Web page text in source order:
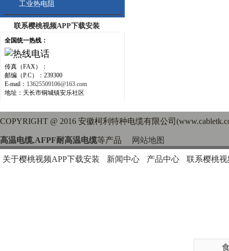
工业热电阻
联系樱桃视频APP下载安装
全国统一热线：
传真（FAX）：
邮编（P.C）：239300
E-mail： 13625509106@163.com
地址：天长市铜城镇安乐社区
COPYRIGHT @ 2016 安徽柯利特种电缆有限公司
高温电缆,AFPF耐高温电缆等产品 网站地图
关于樱桃视频APP下载安装 新闻中心 产品中心 联系樱桃